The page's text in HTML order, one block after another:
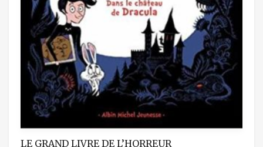
LE GRAND LIVRE DE L’HORREUR